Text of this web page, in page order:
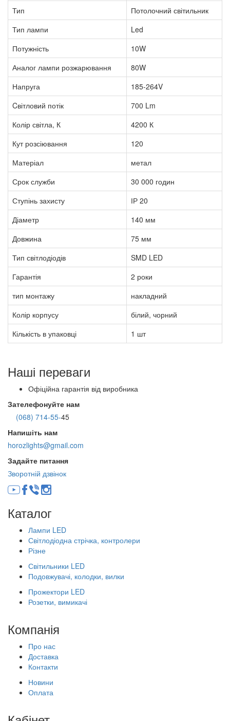
Тип
Потолочний світильник
Тип лампи
Led
Потужність
10W
Аналог лампи розжарювання
80W
Напруга
185-264V
Cвітловий потік
700 Lm
Колір світла, К
4200 К
Кут розсіювання
120
Матеріал
метал
Срок служби
30 000 годин
Ступінь захисту
ІР 20
Діаметр
140 мм
Довжина
75 мм
Тип світлодіодів
SMD LED
Гарантія
2 роки
тип монтажу
накладний
Колір корпусу
білий, чорний
Кількість в упаковці
1 шт
Наші переваги
Офіційна гарантія від виробника
Зателефонуйте нам
(068) 714-55-45
Напишіть нам
horozlights@gmail.com
Задайте питання
Зворотній дзвінок
Каталог
Лампи LED
Світлодіодна стрічка, контролери
Різне
Світильники LED
Подовжувачі, колодки, вилки
Прожектори LED
Розетки, вимикачі
Компанія
Про нас
Доставка
Контакти
Новини
Оплата